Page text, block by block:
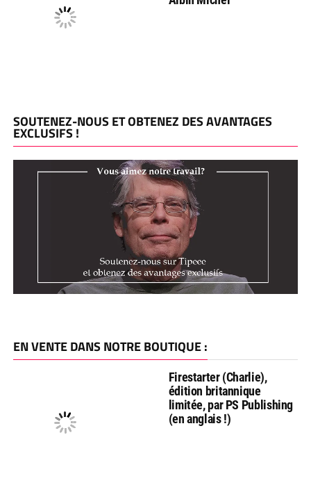
SOUTENEZ-NOUS ET OBTENEZ DES AVANTAGES
EXCLUSIFS !
EN VENTE DANS NOTRE BOUTIQUE :
Firestarter (Charlie),
édition britannique
limitée, par PS Publishing
(en anglais !)